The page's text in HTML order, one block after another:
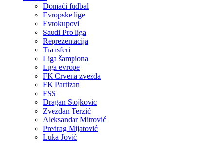
Domaći fudbal
Evropske lige
Evrokupovi
Saudi Pro liga
Reprezentacija
Transferi
Liga šampiona
Liga evrope
FK Crvena zvezda
FK Partizan
FSS
Dragan Stojkovic
Zvezdan Terzić
Aleksandar Mitrović
Predrag Mijatović
Luka Jović